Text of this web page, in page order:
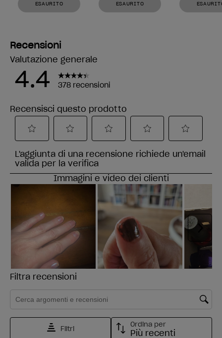
ESAURITO ESAURITO